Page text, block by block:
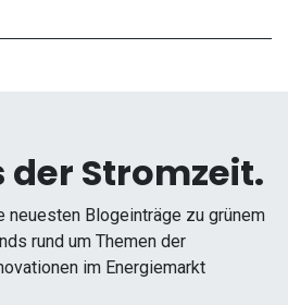
der Stromzeit.
neuesten Blogeinträge zu grünem
rund um Themen der
im Energiemarkt